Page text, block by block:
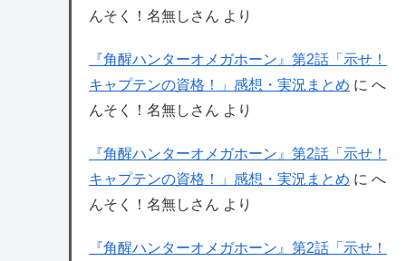
んそく！名無しさん より
『角醒ハンターオメガホーン』第2話「示せ！
キャプテンの資格！」感想・実況まとめ に へ
んそく！名無しさん より
『角醒ハンターオメガホーン』第2話「示せ！
キャプテンの資格！」感想・実況まとめ に へ
んそく！名無しさん より
『角醒ハンターオメガホーン』第2話「示せ！